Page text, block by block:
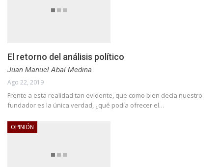
El retorno del análisis político
Juan Manuel Abal Medina
Ago 22, 2019
Frente a esta realidad tan evidente, que como bien decía nuestro
fundador es la única verdad, ¿qué podía ofrecer el…
OPINIÓN